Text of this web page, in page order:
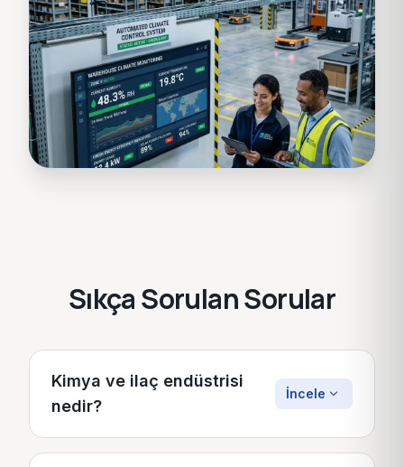
Sıkça Sorulan Sorular
Kimya ve ilaç endüstrisi
nedir?
İncele expand_more
Organik ve inorganik hammaddelerin